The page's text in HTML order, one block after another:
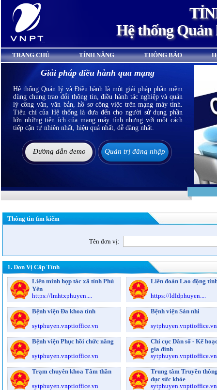
Hệ thống
TRANG CHỦ TÍNH NĂNG THÔNG BÁO
Giải pháp điều hành qua mạng
Hệ thống Quản lý và Điều hành là một giải pháp phần mềm
dùng chung trao đổi thông tin, điều hành tác nghiệp và quản
lý công văn, văn bản, hồ sơ công việc trên mạng máy tính.
Tiêu chí của Hệ thống là đưa đến cho người sử dụng phần
lớn những tiện ích của mạng máy tính nhưng với một cách
tiếp cận tự nhiên nhất, hiệu quả nhất, dễ dàng nhất.
Đường dẫn demo Quản trị đăng nhập
Thông tin tìm kiếm
Tên đơn vị:
1. Đơn Vị Cấp Tỉnh
Liên minh hợp tác xã tỉnh Phú
Yên
https://lmhtxphuyen....
Liên đoàn Lao động
https://ldldphuyen....
Bệnh viện Đa khoa tỉnh
sytphuyen.vnptioffice.vn
Bệnh viện Sản nhi
sytphuyen.vnptioffice.vn
Bệnh viện Phục hồi chức năng
sytphuyen.vnptioffice.vn
Chi cục Dân số - Kế
gia đình
sytphuyen.vnptioffice.vn
Trạm chuyên khoa Tâm thần
sytphuyen.vnptioffice.vn
Trung tâm Truyền
dục sức khỏe
sytphuyen.vnptioffice.vn